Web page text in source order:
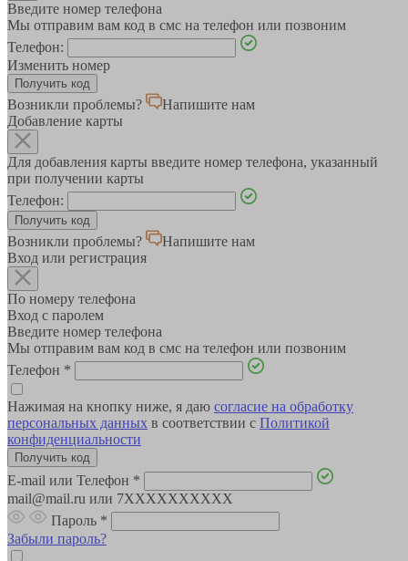
Введите номер телефона
Мы отправим вам код в смс на телефон или позвоним
Телефон:
Изменить номер
Возникли проблемы?
Напишите нам
Добавление карты
Для добавления карты введите номер телефона, указанный
при получении карты
Телефон:
Возникли проблемы?
Напишите нам
Вход или регистрация
По номеру телефона
Вход с паролем
Введите номер телефона
Мы отправим вам код в смс на телефон или позвоним
Телефон *
Нажимая на кнопку ниже, я даю согласие на обработку
персональных данных в соответствии с Политикой
конфиденциальности
E-mail или Телефон *
mail@mail.ru или 7XXXXXXXXXX
Пароль *
Забыли пароль?